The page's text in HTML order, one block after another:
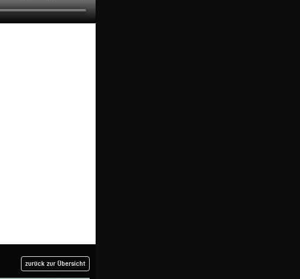
zurück zur Übersicht